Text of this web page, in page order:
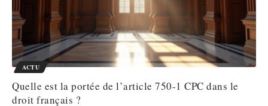
ACTU
Quelle est la portée de l’article 750-1 CPC dans le
droit français ?